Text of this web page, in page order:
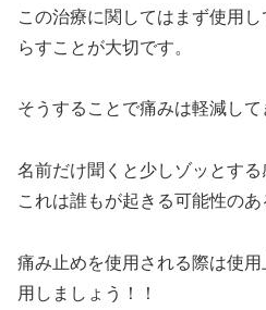
この治療に関してはまず使用
らすことが大切です。
そうすることで痛みは軽減して
名前だけ聞くと少しゾッとす
これは誰もが起きる可能性のあ
痛み止めを使用される際は使
用しましょう！！